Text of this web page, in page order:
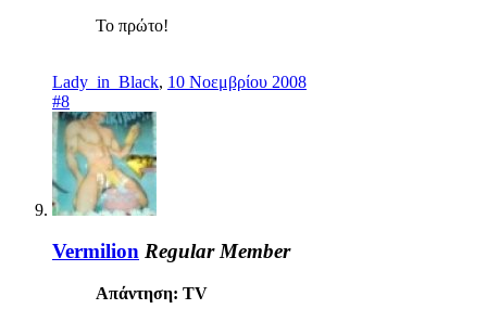
Το πρώτο!
Lady_in_Black, 10 Νοεμβρίου 2008
#8
Vermilion Regular Member
Απάντηση: TV